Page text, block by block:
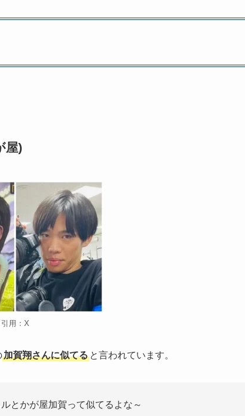
屋)
引用：X
加賀翔さんに似てる と言われています。
とかが屋加賀って似てるよな～